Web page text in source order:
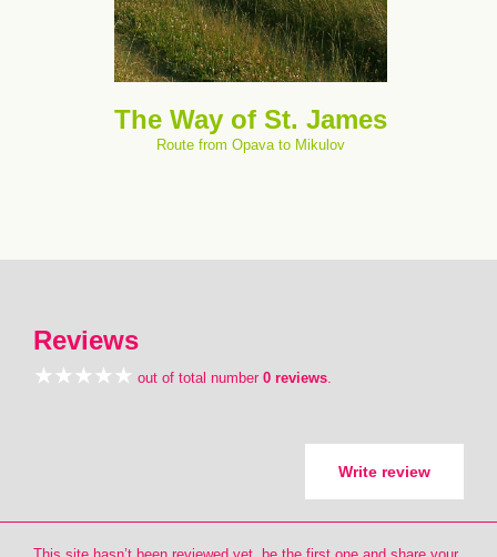
The Way of St. James
Route from Opava to Mikulov
Reviews
out of total number 0 reviews.
Write review